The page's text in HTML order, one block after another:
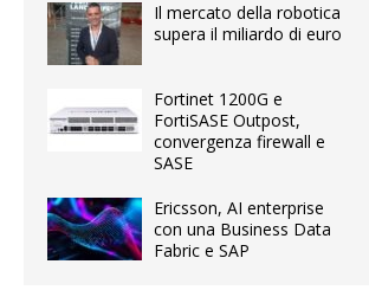
Il mercato della robotica
supera il miliardo di euro
Fortinet 1200G e
FortiSASE Outpost,
convergenza firewall e
SASE
Ericsson, AI enterprise
con una Business Data
Fabric e SAP